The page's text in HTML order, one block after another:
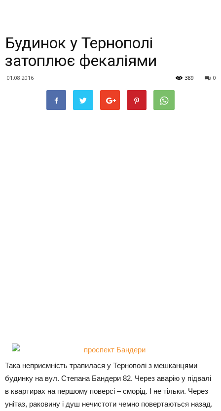
Будинок у Тернополі
затоплює фекаліями
01.08.2016 0
389
Така неприємність трапилася у Тернополі з мешканцями
будинку на вул. Степана Бандери 82. Через аварію у підвалі
в квартирах на першому поверсі – сморід. І не тільки. Через
унітаз, раковину і душ нечистоти чемно повертаються назад.